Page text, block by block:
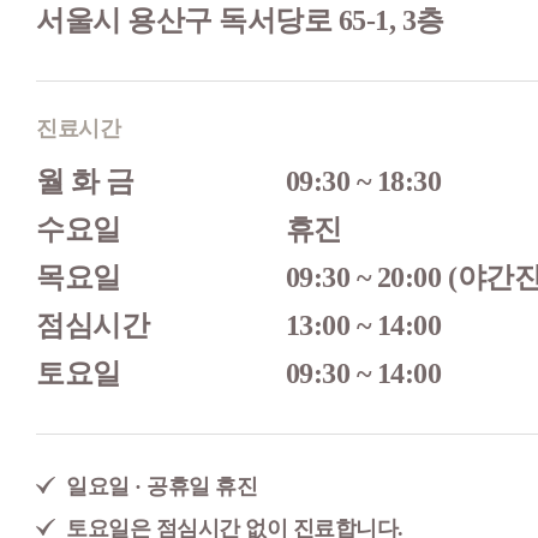
서울시 용산구 독서당로 65-1, 3층
진료시간
월 화 금
09:30 ~ 18:30
수요일
휴진
목요일
09:30 ~ 20:00 (야간
점심시간
13:00 ~ 14:00
토요일
09:30 ~ 14:00
일요일 · 공휴일 휴진
토요일은 점심시간 없이 진료합니다.